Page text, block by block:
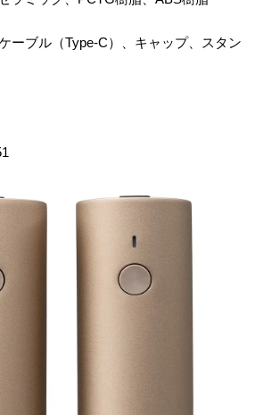
ーブル（Type-C）、キャップ、スタン